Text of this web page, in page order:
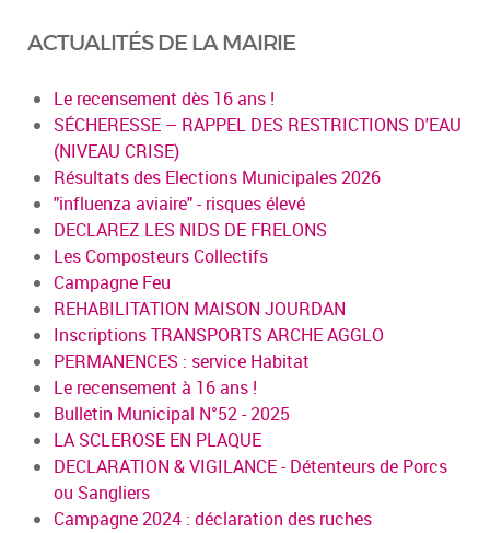
ACTUALITÉS DE LA MAIRIE
Le recensement dès 16 ans !
SÉCHERESSE – RAPPEL DES RESTRICTIONS D'EAU
(NIVEAU CRISE)
Résultats des Elections Municipales 2026
"influenza aviaire" - risques élevé
DECLAREZ LES NIDS DE FRELONS
Les Composteurs Collectifs
Campagne Feu
REHABILITATION MAISON JOURDAN
Inscriptions TRANSPORTS ARCHE AGGLO
PERMANENCES : service Habitat
Le recensement à 16 ans !
Bulletin Municipal N°52 - 2025
LA SCLEROSE EN PLAQUE
DECLARATION & VIGILANCE - Détenteurs de Porcs
ou Sangliers
Campagne 2024 : déclaration des ruches